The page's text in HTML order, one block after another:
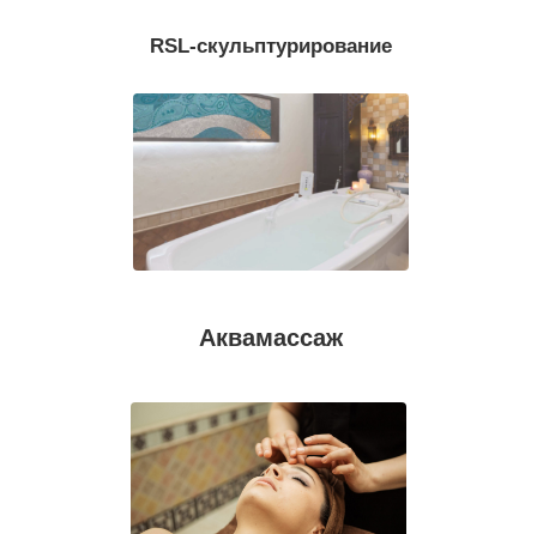
RSL-скульптурирование
Аквамассаж